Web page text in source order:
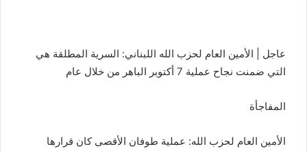
عاجل | الأمين العام لحزب الله اللبناني: السرية المطلقة هي
التي ضمنت نجاح عملية 7 أكتوبر الباهر من خلال عام
المفاجأة
الأمين العام لحزب الله: عملية طوفان الأقصى كان قرارها